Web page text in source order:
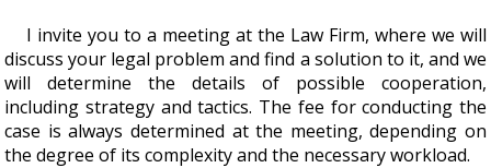
I invite you to a meeting at the Law Firm, where we will
discuss your legal problem and find a solution to it, and we
will determine the details of possible cooperation,
including strategy and tactics. The fee for conducting the
case is always determined at the meeting, depending on
the degree of its complexity and the necessary workload.